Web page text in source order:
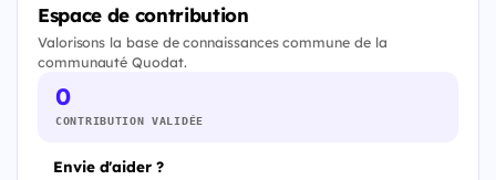
Espace de contribution
Valorisons la base de connaissances commune de la
communauté Quodat.
0
CONTRIBUTION VALIDÉE
Envie d'aider ?